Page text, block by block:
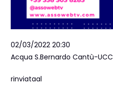
02/03/2022 20:30
Acqua S.Bernardo Cantù-
rinviataal